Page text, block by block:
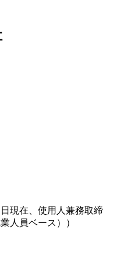
日現在、使用人兼務取締
人員ベース））